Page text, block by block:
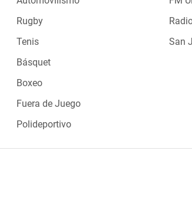
Rugby
Tenis
Básquet
Boxeo
Fuera de Juego
Polideportivo
San